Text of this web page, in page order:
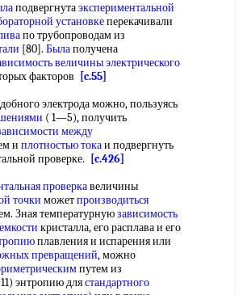
подвергнутаэкспериментальной
установкеперекачивали
по трубопроводам из
[80]. Былаполучена
величины электрического
факторов
[c.55]
электрода можно, пользуясь
( 1—5), получить
между
и плотностью токаи подвергнуть
проверке.
[c.426]
проверкавеличины
точки можетпроизводиться
Зная температурнуюзависимость
кристалла, его расплава и его
плавления и испарения или
превращений, можно
путем из
энтропию длястандартного